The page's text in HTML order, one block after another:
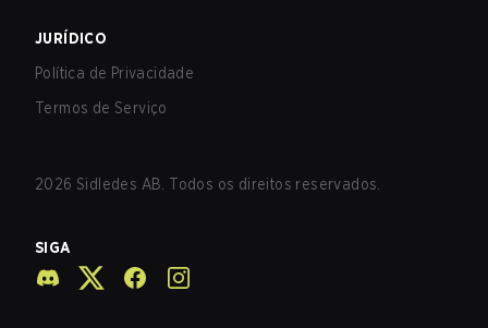
JURÍDICO
Política de Privacidade
Termos de Serviço
2026 Sidledes AB. Todos os direitos reservados.
SIGA